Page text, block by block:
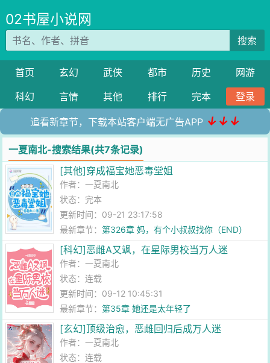
02书屋小说网
搜索
首页 玄幻 武侠 都市 历史
网游
科幻
言情 其他 排行 完本 登录
追看新章节，下载本站客户端无广告APP ↓↓↓
一夏南北-搜索结果(共7条记录)
[其他]穿成福宝她恶毒堂姐
作者：一夏南北
状态：完本
更新时间：09-21 23:17:58
最新章节：第326章 妈，有个小叔叔找你（END）
[科幻]恶雌A又飒，在星际男校当万人迷
作者：一夏南北
状态：连载
更新时间：09-12 10:45:31
最新章节：第35章 她还是太年轻了
[玄幻]顶级治愈，恶雌回归后成万人迷
作者：一夏南北
状态：连载